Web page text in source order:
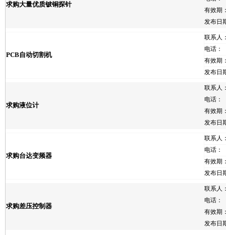
求购大量优质铍铜探针
有效期
发布日
PCB自动切割机
联系人
电话：
有效期
发布日
求购液位计
联系人
电话：
有效期
发布日
求购台达变频器
联系人
电话：
有效期
发布日
求购差压控制器
联系人
电话：
有效期
发布日